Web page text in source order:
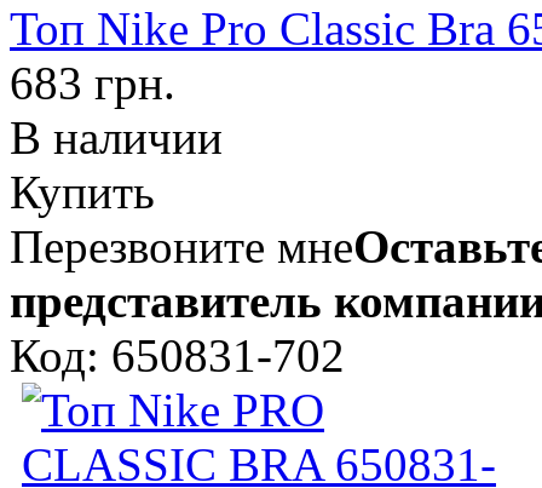
Топ Nike Pro Classic
683 грн.
В наличии
Купить
Перезвоните мне
представитель
Код: 650831-702